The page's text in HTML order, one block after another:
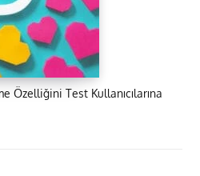
Özelliğini Test Kullanıcılarına